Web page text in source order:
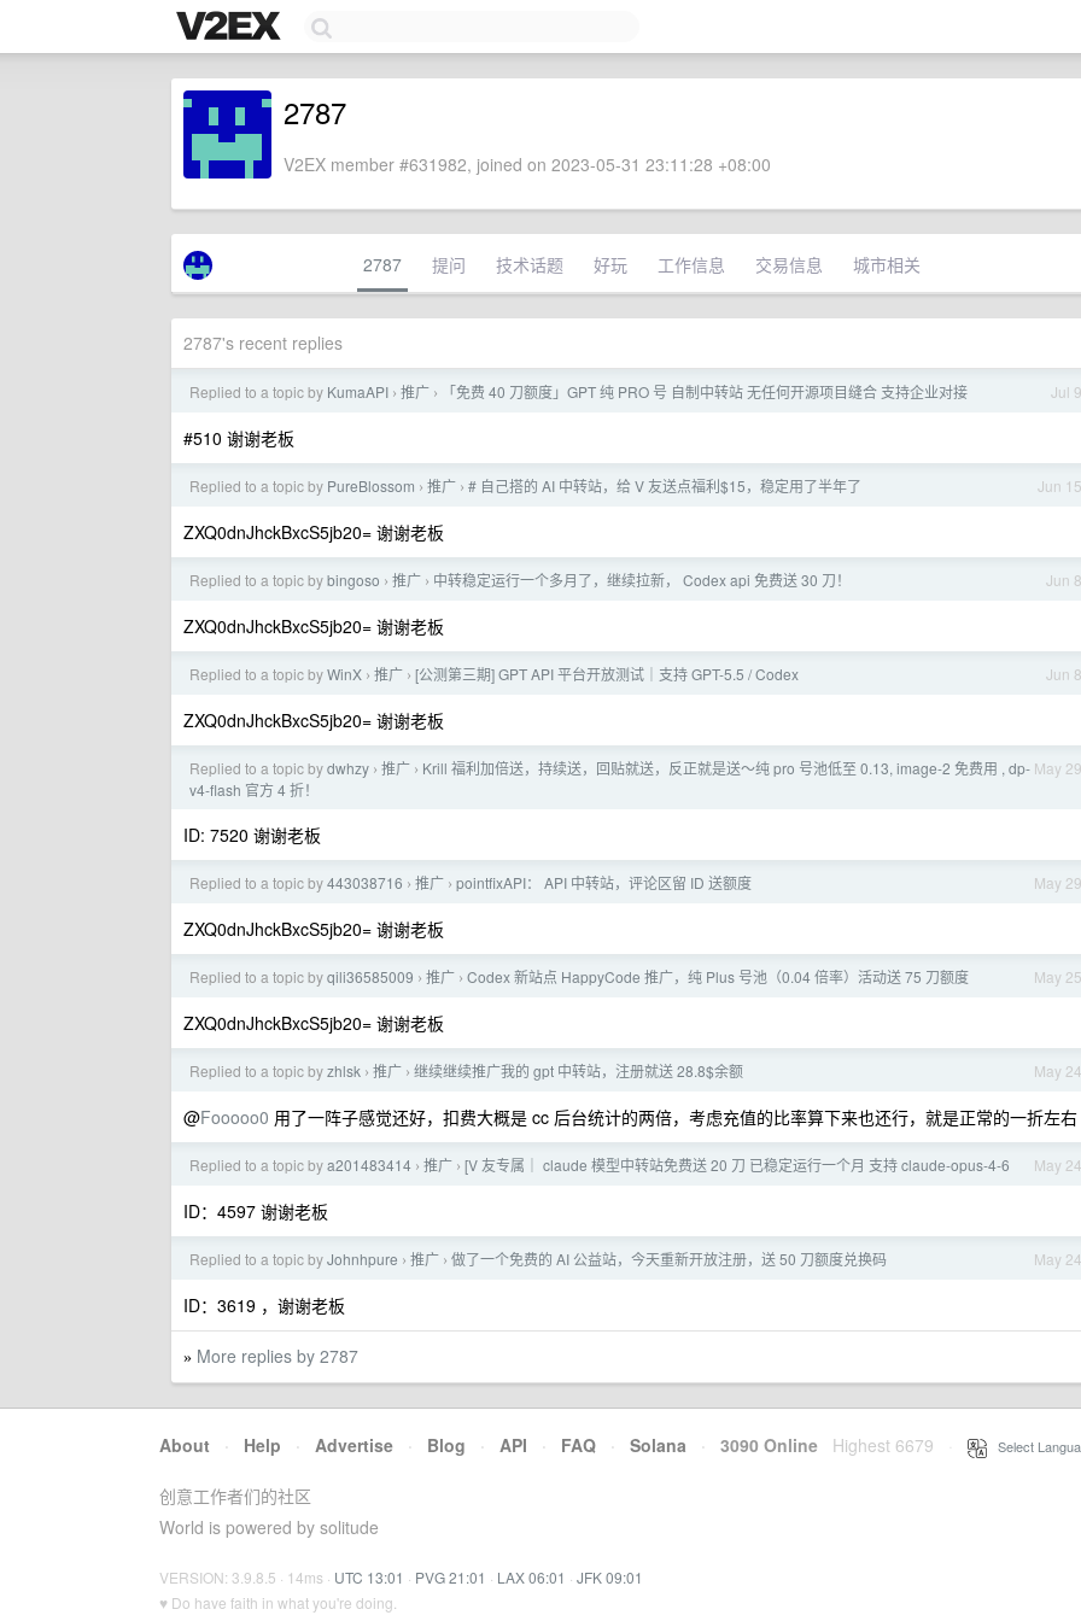
2787
V2EX member #631982, joined on 2023-05-31 23:11:28 +08:00
2787 提问 技术话题 好玩 工作信息 交易信息 城市相关
2787's recent replies
Jul 9
Replied to a topic by KumaAPI › 推广 › 「免费 40 刀额度」GPT 纯 PRO 号 自制中转站 无任何开源项目缝合 支持企业对接
#510 谢谢老板
Jun 15
Replied to a topic by PureBlossom › 推广 › # 自己搭的 AI 中转站，给 V 友送点福利$15，稳定用了半年了
ZXQ0dnJhckBxcS5jb20= 谢谢老板
Jun 8
Replied to a topic bybingoso › 推广 › 中转稳定运行一个多月了，继续拉新， Codex api 免费送 30 刀！
ZXQ0dnJhckBxcS5jb20= 谢谢老板
Jun 8
Replied to a topic byWinX › 推广 › [公测第三期] GPT API 平台开放测试｜支持 GPT-5.5 / Codex
ZXQ0dnJhckBxcS5jb20= 谢谢老板
May 29
Replied to a topic bydwhzy › 推广 › Krill 福利加倍送，持续送，回贴就送，反正就是送～纯 pro 号池低至 0.13, image-2 免费用 , dp-
v4-flash 官方 4 折！
ID: 7520 谢谢老板
May 29
Replied to a topic by443038716 › 推广 › pointfixAPI： API 中转站，评论区留 ID 送额度
ZXQ0dnJhckBxcS5jb20= 谢谢老板
May 25
Replied to a topic byqili36585009 › 推广 › Codex 新站点 HappyCode 推广，纯 Plus 号池（0.04 倍率）活动送 75 刀额度
ZXQ0dnJhckBxcS5jb20= 谢谢老板
May 24
Replied to a topic byzhlsk › 推广 › 继续继续推广我的 gpt 中转站，注册就送 28.8$余额
@Fooooo0 用了一阵子感觉还好，扣费大概是 cc 后台统计的两倍，考虑充值的比率算下来也还行，就是正常的一折左右
May 24
Replied to a topic bya201483414 › 推广 › [V 友专属｜ claude 模型中转站免费送 20 刀 已稳定运行一个月 支持 claude-opus-4-6
ID：4597 谢谢老板
May 24
Replied to a topic byJohnhpure › 推广 › 做了一个免费的 AI 公益站，今天重新开放注册，送 50 刀额度兑换码
ID：3619 ，谢谢老板
» More replies by 2787
About · Help · Advertise · Blog · API · FAQ · Solana · 3090 Online Highest 6679 Select
创意工作者们的社区
World is powered by solitude
VERSION: 3.9.8.5 · 14ms · UTC 13:01 · PVG 21:01 · LAX 06:01 · JFK 09:01
♥ Do have faith in what you're doing.